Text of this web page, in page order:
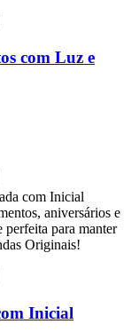
com Luz e
Inicial